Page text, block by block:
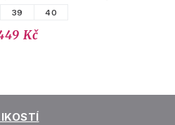
39 40
Kč